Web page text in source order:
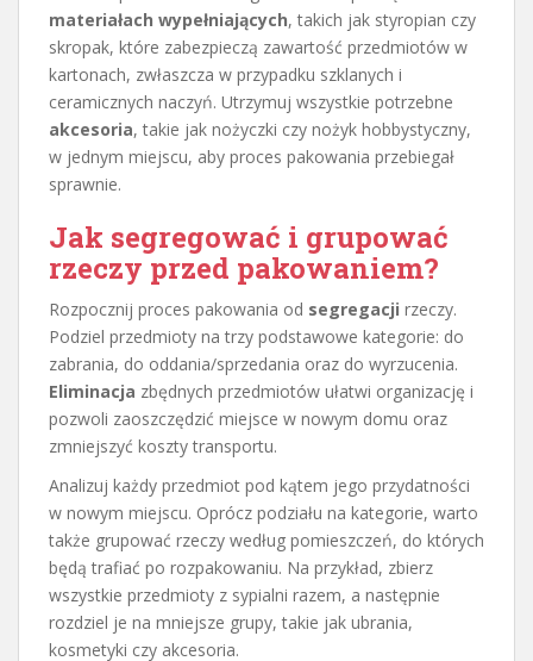
materiałach wypełniających, takich jak styropian czy
skropak, które zabezpieczą zawartość przedmiotów w
kartonach, zwłaszcza w przypadku szklanych i
ceramicznych naczyń. Utrzymuj wszystkie potrzebne
akcesoria, takie jak nożyczki czy nożyk hobbystyczny,
w jednym miejscu, aby proces pakowania przebiegał
sprawnie.
Jak segregować i grupować
rzeczy przed pakowaniem?
Rozpocznij proces pakowania od segregacji rzeczy.
Podziel przedmioty na trzy podstawowe kategorie: do
zabrania, do oddania/sprzedania oraz do wyrzucenia.
Eliminacja zbędnych przedmiotów ułatwi organizację i
pozwoli zaoszczędzić miejsce w nowym domu oraz
zmniejszyć koszty transportu.
Analizuj każdy przedmiot pod kątem jego przydatności
w nowym miejscu. Oprócz podziału na kategorie, warto
także grupować rzeczy według pomieszczeń, do których
będą trafiać po rozpakowaniu. Na przykład, zbierz
wszystkie przedmioty z sypialni razem, a następnie
rozdziel je na mniejsze grupy, takie jak ubrania,
kosmetyki czy akcesoria.